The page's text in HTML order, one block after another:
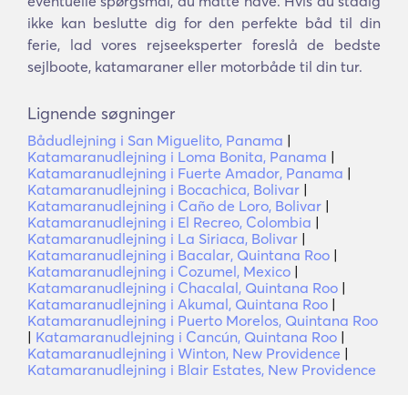
ikke kan beslutte dig for den perfekte båd til din
ferie, lad vores rejseeksperter foreslå de bedste
sejlboote, katamaraner eller motorbåde til din tur.
Lignende søgninger
Bådudlejning i San Miguelito, Panama |
Katamaranudlejning i Loma Bonita, Panama |
Katamaranudlejning i Fuerte Amador, Panama |
Katamaranudlejning i Bocachica, Bolivar |
Katamaranudlejning i Caño de Loro, Bolivar |
Katamaranudlejning i El Recreo, Colombia |
Katamaranudlejning i La Siriaca, Bolivar |
Katamaranudlejning i Bacalar, Quintana Roo |
Katamaranudlejning i Cozumel, Mexico |
Katamaranudlejning i Chacalal, Quintana Roo |
Katamaranudlejning i Akumal, Quintana Roo |
Katamaranudlejning i Puerto Morelos, Quintana Roo
| Katamaranudlejning i Cancún, Quintana Roo |
Katamaranudlejning i Winton, New Providence |
Katamaranudlejning i Blair Estates, New Providence